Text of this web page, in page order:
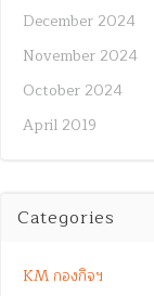
December 2024
November 2024
October 2024
April 2019
Categories
KM กองกิจฯ